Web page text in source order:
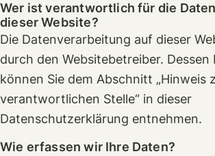
Wer ist verantwortlich für die
dieser Website?
Die Datenverarbeitung auf dieser
durch den Websitebetreiber.
können Sie dem Abschnitt „Hinweis
verantwortlichen Stelle“ in dieser
Datenschutzerklärung entnehmen.
Wie erfassen wir Ihre Daten?